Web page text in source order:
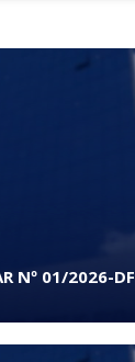
Nº 01/2026-DF